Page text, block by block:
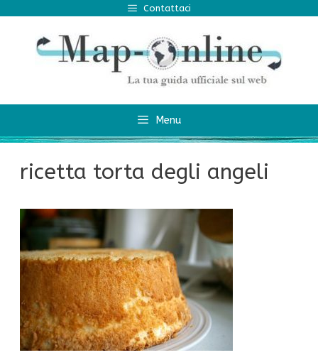
contenuto
Contattaci
Menu
ricetta torta degli angeli